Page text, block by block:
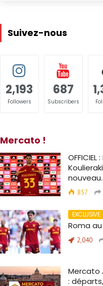
Suivez-nous
2,193
Followers
687
Subscribers
Mercato !
857
Roma
2,040
Mercato
: